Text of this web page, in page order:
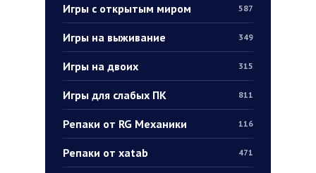
Игры с открытым миром 587
Игры на выживание 349
Игры на двоих 315
Игры для слабых ПК 811
Репаки от RG Механики 116
Репаки от xatab 471